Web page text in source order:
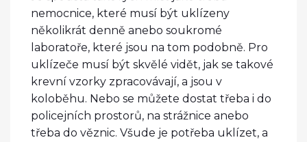
nemocnice, které musí být uklízeny
několikrát denně anebo soukromé
laboratoře, které jsou na tom podobně. Pro
uklízeče musí být skvělé vidět, jak se takové
krevní vzorky zpracovávají, a jsou v
koloběhu. Nebo se můžete dostat třeba i do
policejních prostorů, na strážnice anebo
třeba do věznic. Všude je potřeba uklízet, a